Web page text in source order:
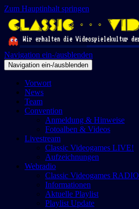
Zum Hauptinhalt springen
Navigation ein-/ausblenden
Navigation ein-/ausblenden
Vorwort
News
Team
Convention
Anmeldung & Hinweise
Fotoalben & Videos
Livestream
Classic Videogames LIVE!
Aufzeichnungen
Webradio
Classic Videogames RADIO
Informationen
Aktuelle Playlist
Playlist Update